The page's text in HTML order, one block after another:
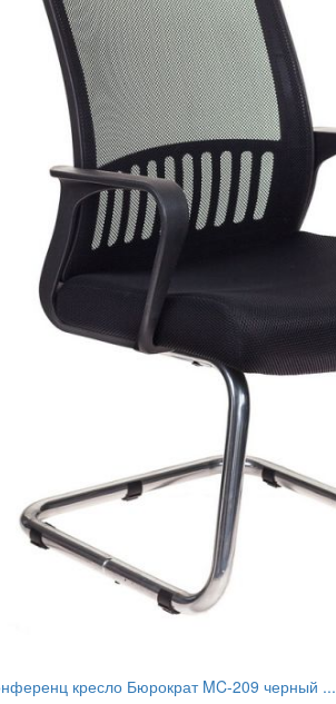
кресло Бюрократ MC-209 черный ...